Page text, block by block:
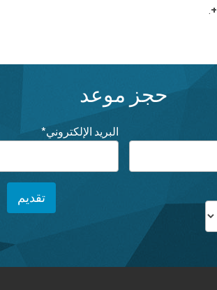
.
حجز موعد
البريد الإلكتروني*